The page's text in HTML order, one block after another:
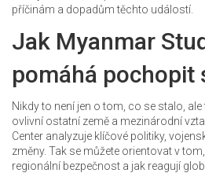
příčinám a dopadům těchto událostí.
Jak Myanmar
pomáhá pochopit
Nikdy to není jen o tom, co se stalo,
ovlivní ostatní země a mezinárodní
Center analyzuje klíčové politiky,
změny. Tak se můžete orientovat v
regionální bezpečnost a jak reagují